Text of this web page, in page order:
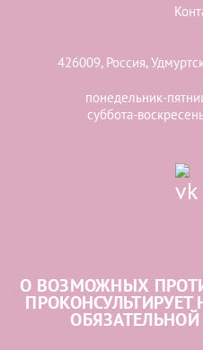
426009, Россия,
понедельник-
суббота-
О ВОЗМОЖНЫХ